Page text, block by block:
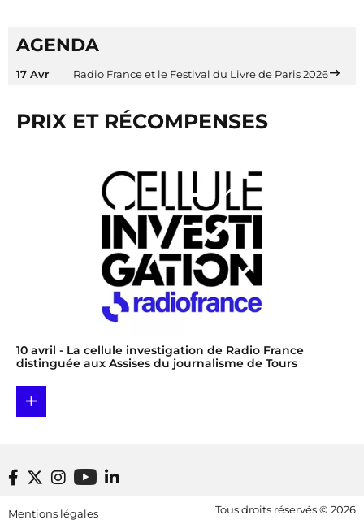
AGENDA
17 Avr Radio France et le Festival du Livre de Paris 2026
PRIX ET RÉCOMPENSES
10 avril - La cellule investigation de Radio France
distinguée aux Assises du journalisme de Tours
+
Footer bottom
Mentions légales Tous droits réservés © 2026